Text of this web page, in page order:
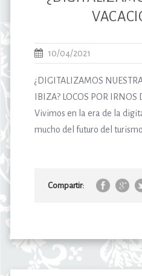
10/04/2021
¿DIGITALIZAMOS
IBIZA? LOCOS POR IRNOS
Vivimos en la era de la
mucho del futuro del
Compartir: